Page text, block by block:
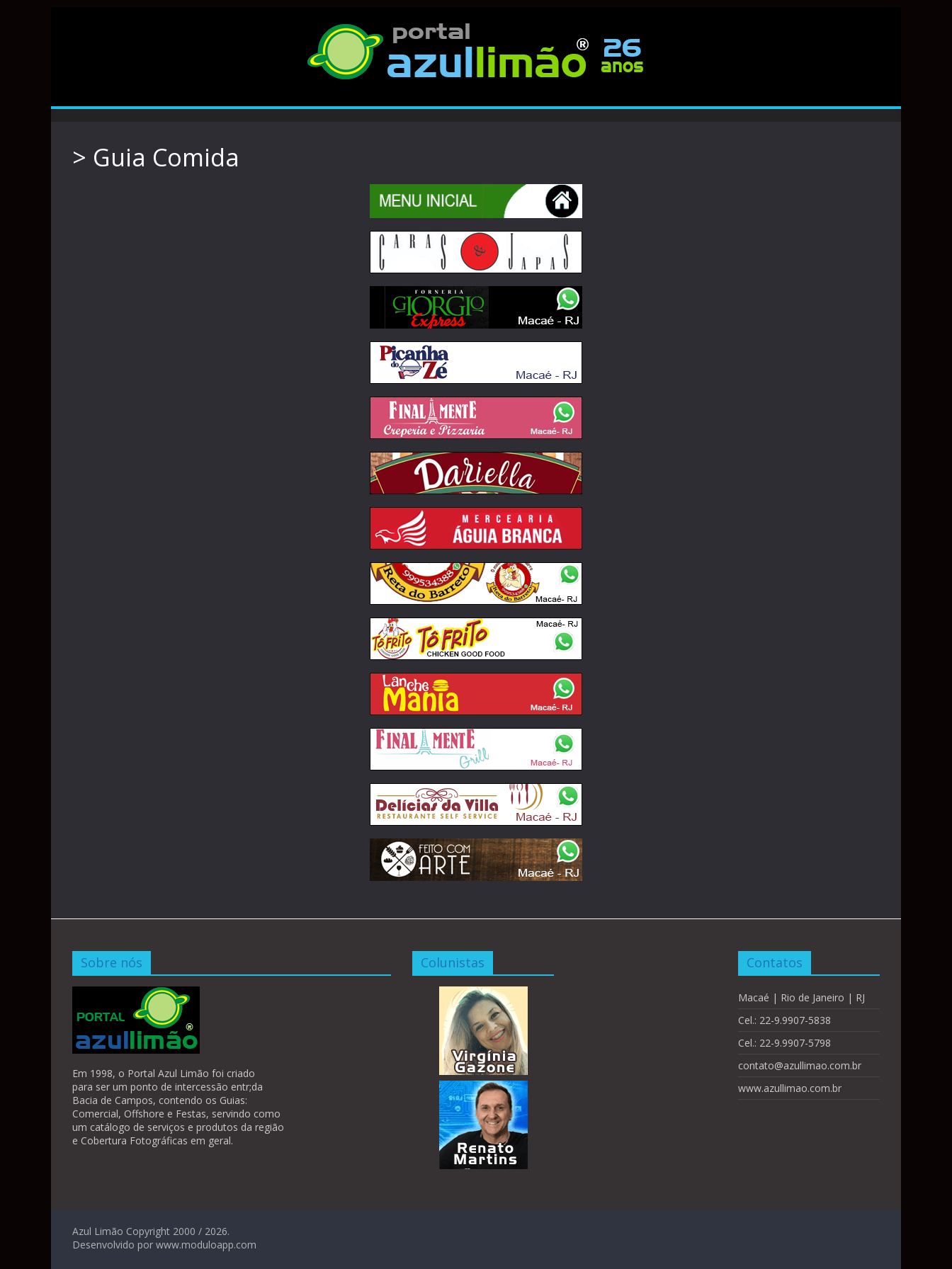
> Guia Comida
Sobre nós
Em 1998, o Portal Azul Limão foi criado
para ser um ponto de intercessão entr;da
Bacia de Campos, contendo os Guias:
Comercial, Offshore e Festas, servindo como
um catálogo de serviços e produtos da região
e Cobertura Fotográficas em geral.
Colunistas Contatos
Macaé | Rio de Janeiro | RJ
Cel.: 22-9.9907-5838
Cel.: 22-9.9907-5798
contato@azullimao.com.br
www.azullimao.com.br
Azul Limão Copyright 2000 / 2026.
Desenvolvido por www.moduloapp.com